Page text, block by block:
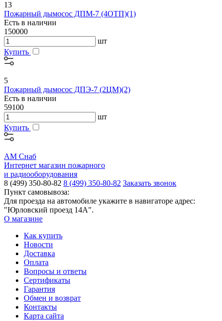
13
Пожарный дымосос ДПМ-7 (4ОТП)(1)
Есть в наличии
150000
шт
Купить
5
Пожарный дымосос ДПЭ-7 (2ЦМ)(2)
Есть в наличии
59100
шт
Купить
АМ Снаб
Интернет магазин пожарного
и радиооборудования
8 (499) 350-80-82 8 (499) 350-80-82 Заказать звонок
Пункт самовывоза:
Для проезда на автомобиле укажите в навигаторе адрес:
"Юрловский проезд 14А".
О магазине
Как купить
Новости
Доставка
Оплата
Вопросы и ответы
Сертификаты
Гарантия
Обмен и возврат
Контакты
Карта сайта